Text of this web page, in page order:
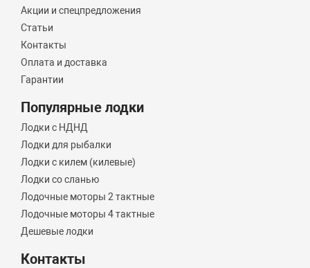
Акции и спецпредложения
Статьи
Контакты
Оплата и доставка
Гарантии
Популярные лодки
Лодки с НДНД
Лодки для рыбалки
Лодки с килем (килевые)
Лодки со сланью
Лодочные моторы 2 тактные
Лодочные моторы 4 тактные
Дешевые лодки
Контакты